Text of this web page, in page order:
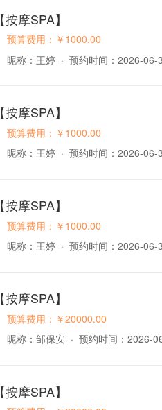
【按摩SPA】
预算费用：￥1000.00
昵称：王婷 · 预约时间：2026-06-
【按摩SPA】
预算费用：￥1000.00
昵称：王婷 · 预约时间：2026-06-
【按摩SPA】
预算费用：￥1000.00
昵称：王婷 · 预约时间：2026-06-
【按摩SPA】
预算费用：￥20000.00
昵称：邹保安 · 预约时间：2026-
【按摩SPA】